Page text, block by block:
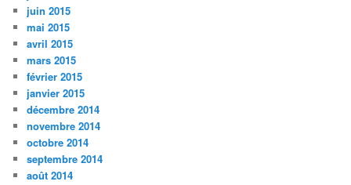
juin 2015
mai 2015
avril 2015
mars 2015
février 2015
janvier 2015
décembre 2014
novembre 2014
octobre 2014
septembre 2014
août 2014